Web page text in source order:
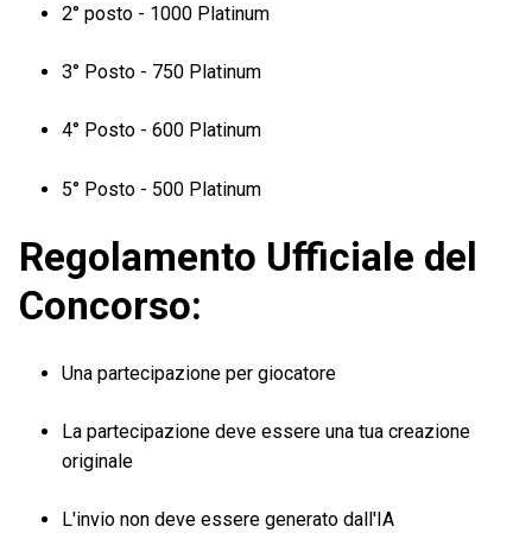
2° posto - 1000 Platinum
3° Posto - 750 Platinum
4° Posto - 600 Platinum
5° Posto - 500 Platinum
Regolamento Ufficiale del
Concorso:
Una partecipazione per giocatore
La partecipazione deve essere una tua creazione
originale
L'invio non deve essere generato dall'IA